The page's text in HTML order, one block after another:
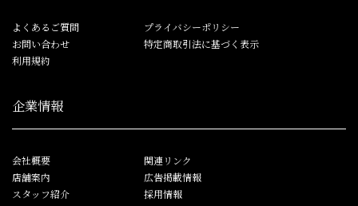
よくあるご質問
お問い合わせ
利用規約
プライバシーポリシー
特定商取引法に基づく表示
企業情報
会社概要
店舗案内
スタッフ紹介
関連リンク
広告掲載情報
採用情報